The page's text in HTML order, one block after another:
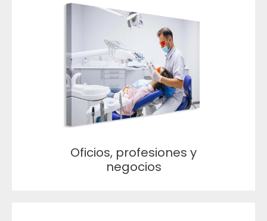
Oficios, profesiones y
negocios